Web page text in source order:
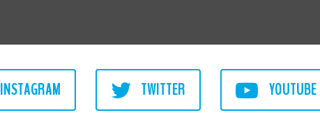
INSTAGRAM TWITTER YOUTUBE